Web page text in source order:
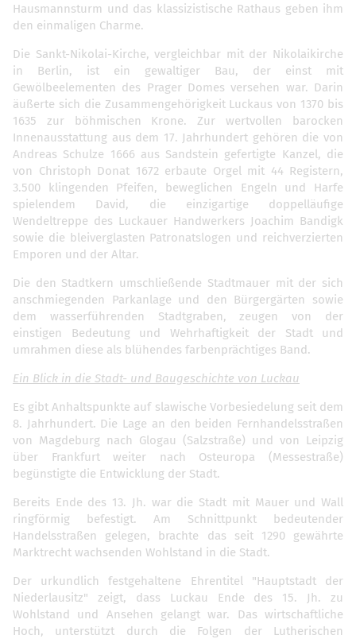
Hausmannsturm und das klassizistische Rathaus geben ihm
den einmaligen Charme.
Die Sankt-Nikolai-Kirche, vergleichbar mit der Nikolaikirche
in Berlin, ist ein gewaltiger Bau, der einst mit
Gewölbeelementen des Prager Domes versehen war. Darin
äußerte sich die Zusammengehörigkeit Luckaus von 1370 bis
1635 zur böhmischen Krone. Zur wertvollen barocken
Innenausstattung aus dem 17. Jahrhundert gehören die von
Andreas Schulze 1666 aus Sandstein gefertigte Kanzel, die
von Christoph Donat 1672 erbaute Orgel mit 44 Registern,
3.500 klingenden Pfeifen, beweglichen Engeln und Harfe
spielendem David, die einzigartige doppelläufige
Wendeltreppe des Luckauer Handwerkers Joachim Bandigk
sowie die bleiverglasten Patronatslogen und reichverzierten
Emporen und der Altar.
Die den Stadtkern umschließende Stadtmauer mit der sich
anschmiegenden Parkanlage und den Bürgergärten sowie
dem wasserführenden Stadtgraben, zeugen von der
einstigen Bedeutung und Wehrhaftigkeit der Stadt und
umrahmen diese als blühendes farbenprächtiges Band.
Ein Blick in die Stadt- und Baugeschichte von Luckau
Es gibt Anhaltspunkte auf slawische Vorbesiedelung seit dem
8. Jahrhundert. Die Lage an den beiden Fernhandelsstraßen
von Magdeburg nach Glogau (Salzstraße) und von Leipzig
über Frankfurt weiter nach Osteuropa (Messestraße)
begünstigte die Entwicklung der Stadt.
Bereits Ende des 13. Jh. war die Stadt mit Mauer und Wall
ringförmig befestigt. Am Schnittpunkt bedeutender
Handelsstraßen gelegen, brachte das seit 1290 gewährte
Marktrecht wachsenden Wohlstand in die Stadt.
Der urkundlich festgehaltene Ehrentitel "Hauptstadt der
Niederlausitz" zeigt, dass Luckau Ende des 15. Jh. zu
Wohlstand und Ansehen gelangt war. Das wirtschaftliche
Hoch, unterstützt durch die Folgen der Lutherischen